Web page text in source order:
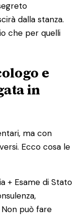
dalla stanza.
che per quelli
e
in
ma con
Ecco cosa le
+ Esame di Stato
può fare